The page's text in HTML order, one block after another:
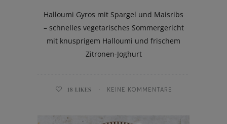
Halloumi Gyros mit Spargel und Maisribs
– schnelles vegetarisches Sommergericht
mit knusprigem Halloumi und frischem
Zitronen-Joghurt
18 LIKES KEINE KOMMENTARE